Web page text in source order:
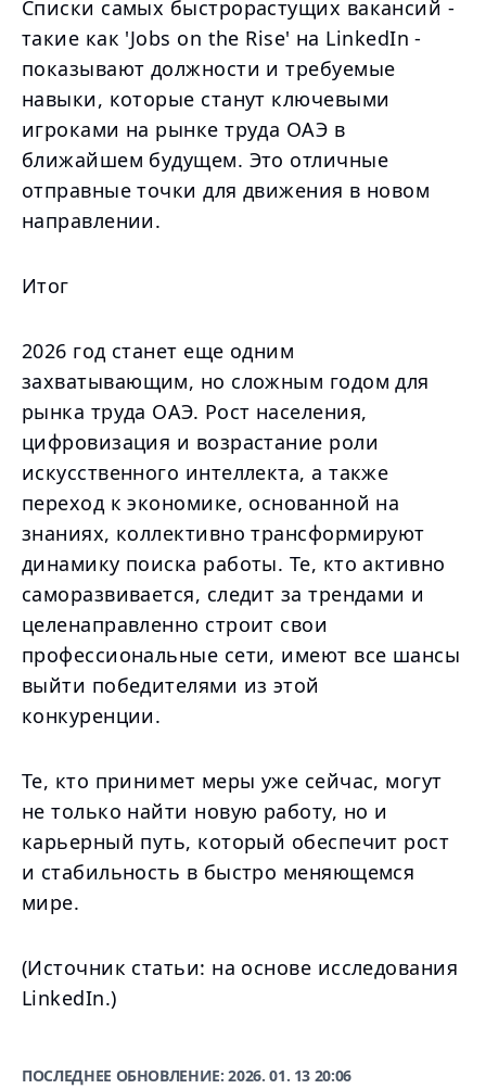
Списки самых быстрорастущих вакансий -
такие как 'Jobs on the Rise' на LinkedIn -
показывают должности и требуемые
навыки, которые станут ключевыми
игроками на рынке труда ОАЭ в
ближайшем будущем. Это отличные
отправные точки для движения в новом
направлении.
Итог
2026 год станет еще одним
захватывающим, но сложным годом для
рынка труда ОАЭ. Рост населения,
цифровизация и возрастание роли
искусственного интеллекта, а также
переход к экономике, основанной на
знаниях, коллективно трансформируют
динамику поиска работы. Те, кто активно
саморазвивается, следит за трендами и
целенаправленно строит свои
профессиональные сети, имеют все шансы
выйти победителями из этой
конкуренции.
Те, кто принимет меры уже сейчас, могут
не только найти новую работу, но и
карьерный путь, который обеспечит рост
и стабильность в быстро меняющемся
мире.
(Источник статьи: на основе исследования
LinkedIn.)
ПОСЛЕДНЕЕ ОБНОВЛЕНИЕ:2026. 01. 13 20:06